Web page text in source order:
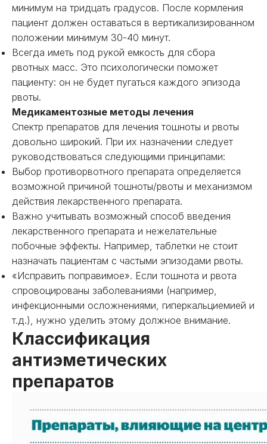
минимум на тридцать градусов. После кормления
пациент должен оставаться в вертикализированном
положении минимум 30-40 минут.
Всегда иметь под рукой емкость для сбора
рвотных масс. Это психологически поможет
пациенту: он не будет пугаться каждого эпизода
рвоты.
Медикаментозные методы лечения
Спектр препаратов для лечения тошноты и рвоты
довольно широкий. При их назначении следует
руководствоваться следующими принципами:
Выбор противорвотного препарата определяется
возможной причиной тошноты/рвоты и механизмом
действия лекарственного препарата.
Важно учитывать возможный способ введения
лекарственного препарата и нежелательные
побочные эффекты. Например, таблетки не стоит
назначать пациентам с частыми эпизодами рвоты.
«Исправить поправимое». Если тошнота и рвота
спровоцированы заболеваниями (например,
инфекционными осложнениями, гиперкальциемией и
т.д.), нужно уделить этому должное внимание.
Классификация
антиэметических
препаратов